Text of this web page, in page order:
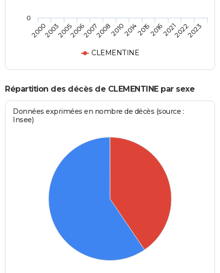
CLEMENTINE
2000200320052006200720082010201420152016202120222023
0
Répartition des décès de CLEMENTINE par sexe
Données exprimées en nombre de décès (source :
Insee)